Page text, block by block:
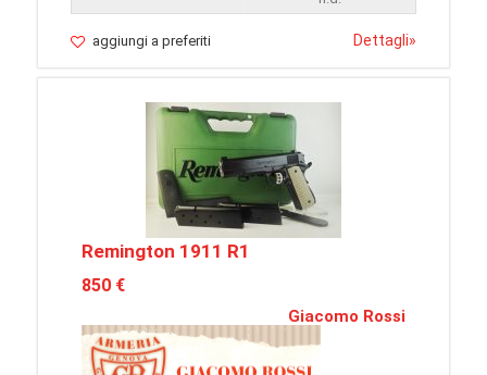
aggiungi a preferiti Dettagli»
Remington 1911 R1
850 €
Giacomo Rossi